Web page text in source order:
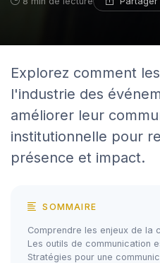
Explorez comment
l'industrie des
améliorer leur
institutionnelle pour
présence et impact.
SOMMAIRE
Comprendre les enjeux de la
Les outils de communication
Stratégies pour une